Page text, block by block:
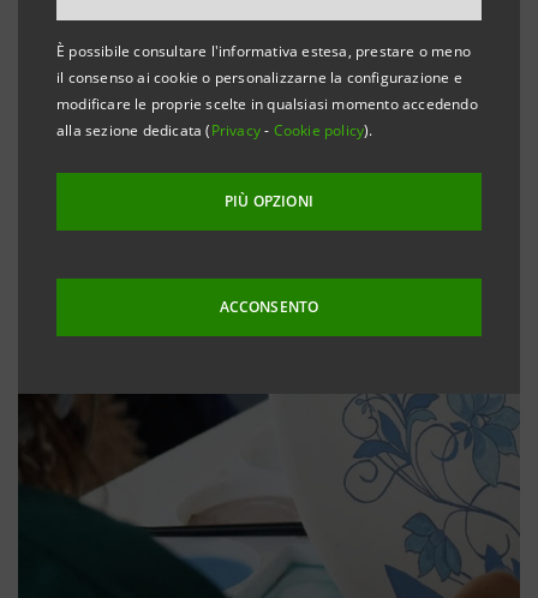
È possibile consultare l'informativa estesa, prestare o meno
il consenso ai cookie o personalizzarne la configurazione e
modificare le proprie scelte in qualsiasi momento accedendo
alla sezione dedicata (Privacy- Cookie policy).
PIÙ OPZIONI
ACCONSENTO